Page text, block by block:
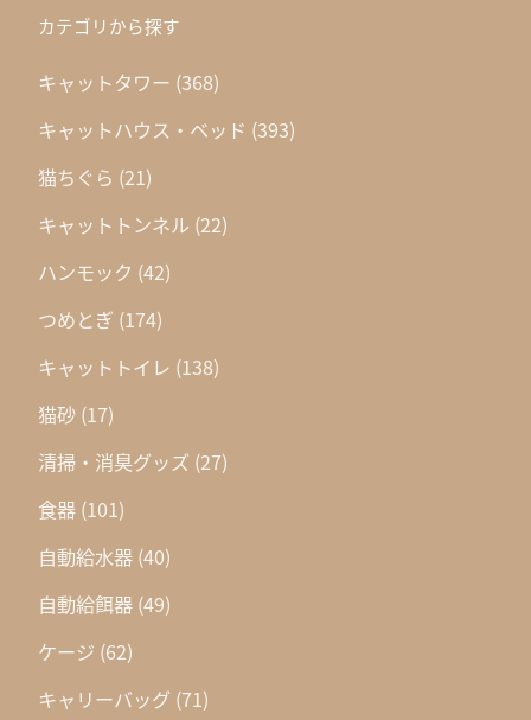
カテゴリから探す
キャットタワー (368)
キャットハウス・ベッド (393)
猫ちぐら (21)
キャットトンネル (22)
ハンモック (42)
つめとぎ (174)
キャットトイレ (138)
猫砂 (17)
清掃・消臭グッズ (27)
食器 (101)
自動給水器 (40)
自動給餌器 (49)
ケージ (62)
キャリーバッグ (71)